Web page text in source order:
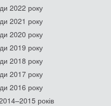
2022 року
2021 року
2020 року
2019 року
2018 року
2017 року
2016 року
років